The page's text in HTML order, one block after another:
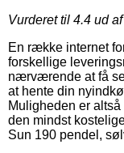
Vurderet til 4.4 ud
En række internet
forskellige
nærværende at få
at hente din
Muligheden er
den mindst
Sun 190 pendel,